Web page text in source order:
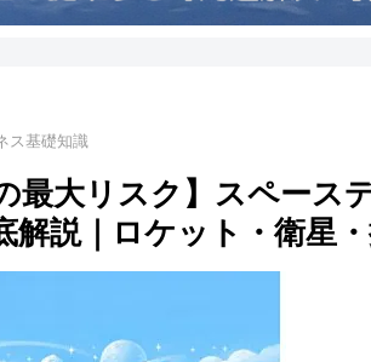
ス基礎知識
最大リスク】スペース
解説｜ロケット・衛星